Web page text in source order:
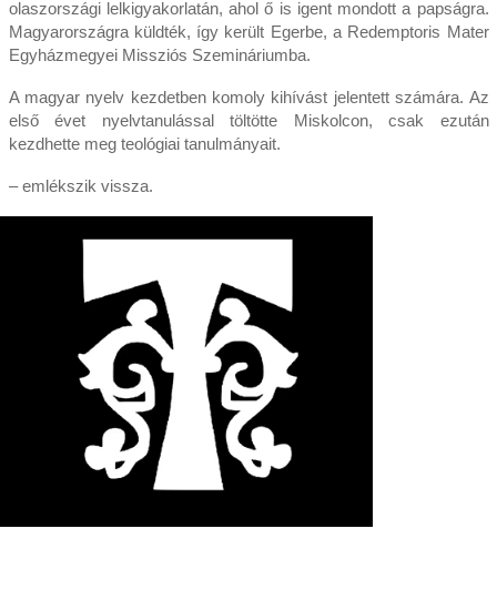
olaszországi lelkigyakorlatán, ahol ő is igent mondott a papságra.
Magyarországra küldték, így került Egerbe, a Redemptoris Mater
Egyházmegyei Missziós Szemináriumba.
A magyar nyelv kezdetben komoly kihívást jelentett számára. Az
első évet nyelvtanulással töltötte Miskolcon, csak ezután
kezdhette meg teológiai tanulmányait.
– emlékszik vissza.